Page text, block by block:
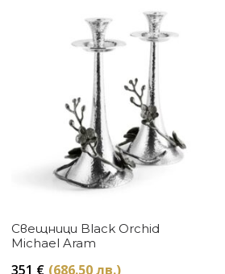
Купи
Свещници Black Orchid
Michael Aram
351 € (686.50 лв.)